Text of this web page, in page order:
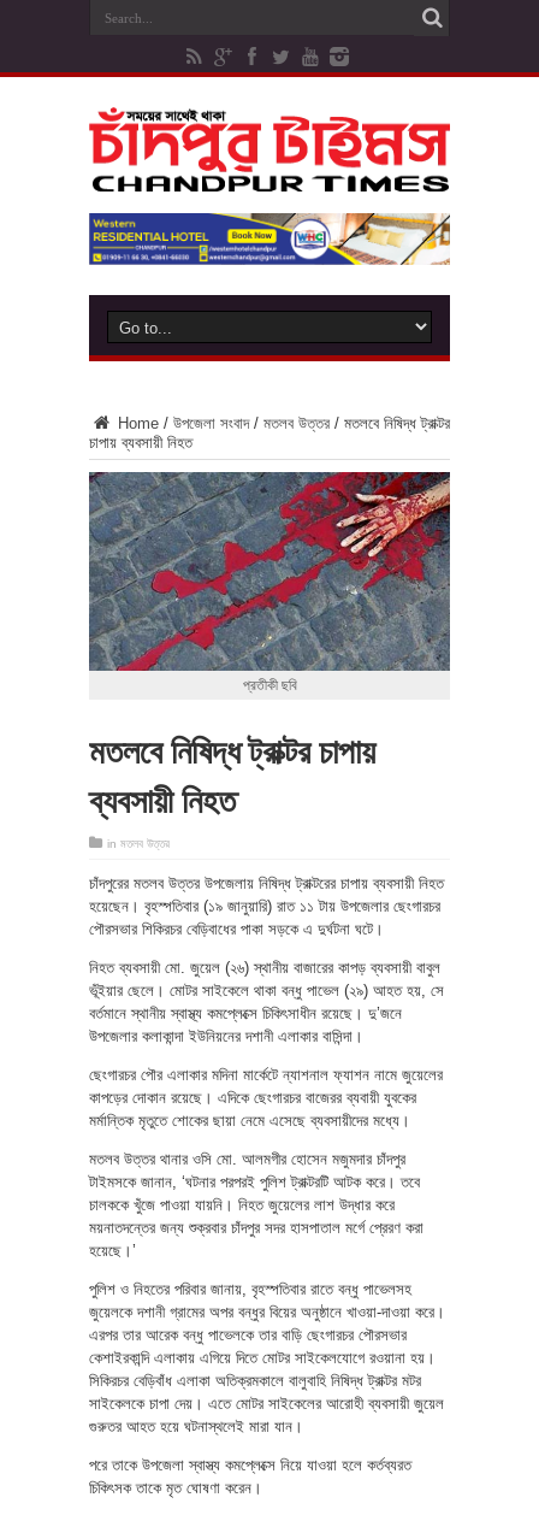
Home / উপজেলা সংবাদ / মতলব উত্তর / মতলবে নিষিদ্ধ ট্রাক্টর
চাপায় ব্যবসায়ী নিহত
প্রতীকী ছবি
মতলবে নিষিদ্ধ ট্রাক্টর চাপায়
ব্যবসায়ী নিহত
in মতলব উত্তর
চাঁদপুরের মতলব উত্তর উপজেলায় নিষিদ্ধ ট্রাক্টরের চাপায় ব্যবসায়ী নিহত
হয়েছেন। বৃহস্পতিবার (১৯ জানুয়ারি) রাত ১১ টায় উপজেলার ছেংগারচর
পৌরসভার শিকিরচর বেড়িবাধের পাকা সড়কে এ দুর্ঘটনা ঘটে।
নিহত ব্যবসায়ী মো. জুয়েল (২৬) স্থানীয় বাজারের কাপড় ব্যবসায়ী বাবুল
ভূঁইয়ার ছেলে। মোটর সাইকেলে থাকা বন্ধু পাভেল (২৯) আহত হয়, সে
বর্তমানে স্থানীয় স্বাস্থ্য কমপ্লেক্সে চিকিৎসাধীন রয়েছে। দু’জনে
উপজেলার কলাকান্দা ইউনিয়নের দশানী এলাকার বাসিন্দা।
ছেংগারচর পৌর এলাকার মদিনা মার্কেটে ন্যাশনাল ফ্যাশন নামে জুয়েলের
কাপড়ের দোকান রয়েছে। এদিকে ছেংগারচর বাজেরর ব্যবায়ী যুবকের
মর্মান্তিক মৃতুতে শোকের ছায়া নেমে এসেছে ব্যবসায়ীদের মধ্যে।
মতলব উত্তর থানার ওসি মো. আলমগীর হোসেন মজুমদার চাঁদপুর
টাইমসকে জানান, ‘ঘটনার পরপরই পুলিশ ট্রাক্টরটি আটক করে। তবে
চালককে খুঁজে পাওয়া যায়নি। নিহত জুয়েলের লাশ উদ্ধার করে
ময়নাতদন্তের জন্য শুক্রবার চাঁদপুর সদর হাসপাতাল মর্গে প্রেরণ করা
হয়েছে।’
পুলিশ ও নিহতের পরিবার জানায়, বৃহস্পতিবার রাতে বন্ধু পাভেলসহ
জুয়েলকে দশানী গ্রামের অপর বন্ধুর বিয়ের অনুষ্ঠানে খাওয়া-দাওয়া করে।
এরপর তার আরেক বন্ধু পাভেলকে তার বাড়ি ছেংগারচর পৌরসভার
কেশাইরকান্দি এলাকায় এগিয়ে দিতে মোটর সাইকেলযোগে রওয়ানা হয়।
সিকিরচর বেড়িবাঁধ এলাকা অতিক্রমকালে বালুবাহি নিষিদ্ধ ট্রাক্টর মটর
সাইকেলকে চাপা দেয়। এতে মোটর সাইকেলের আরোহী ব্যবসায়ী জুয়েল
গুরুতর আহত হয়ে ঘটনাস্থলেই মারা যান।
পরে তাকে উপজেলা স্বাস্ত্য কমপ্লেক্সে নিয়ে যাওয়া হলে কর্তব্যরত
চিকিৎসক তাকে মৃত ঘোষণা করেন।